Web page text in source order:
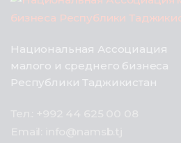
Национальная Ассоциация
малого и среднего бизнеса
Республики Таджикистан